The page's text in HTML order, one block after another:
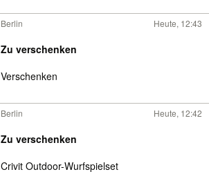
Berlin Heute, 12:43
Zu verschenken
Verschenken
Berlin Heute, 12:42
Zu verschenken
Crivit Outdoor-Wurfspielset